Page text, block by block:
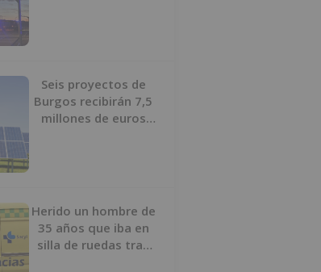
Seis proyectos de
Burgos recibirán 7,5
millones de euros
Herido un hombre de
35 años que iba en
silla de ruedas tras